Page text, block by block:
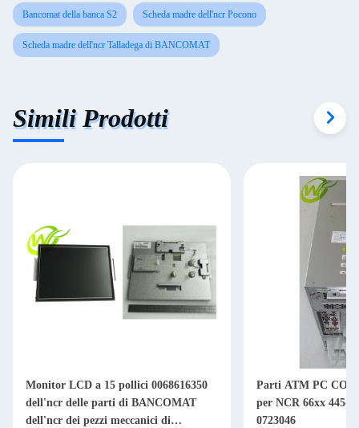
Bancomat della banca S2 Scheda madre dell'ncr Pocono
Scheda madre dell'ncr Talladega di BANCOMAT
Simili Prodotti
Monitor LCD a 15 pollici 0068616350
dell'ncr delle parti di BANCOMAT
dell'ncr dei pezzi meccanici di
Parti ATM PC
per NCR 66xx 445-
0723046